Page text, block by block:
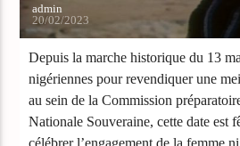
admin
20/02/2023
Depuis la marche historique du 13
nigériennes pour revendiquer une
au sein de la Commission
Nationale Souveraine, cette date est
célébrer l’engagement de la femme